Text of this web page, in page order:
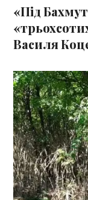
«Під
Василя